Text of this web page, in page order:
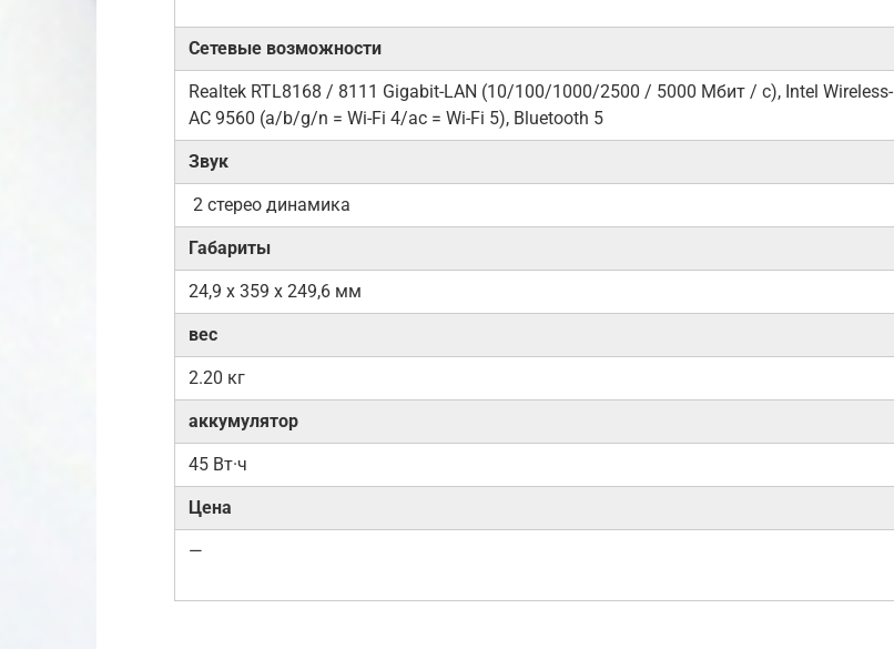
Сетевые возможности
Realtek RTL8168 / 8111 Gigabit-LAN (10/100/1000/2500 / 5000 Мбит / с), Intel Wireless-
AC 9560 (a/b/g/n = Wi-Fi 4/ac = Wi-Fi 5), Bluetooth 5
Звук
2 стерео динамика
Габариты
24,9 x 359 x 249,6 мм
вес
2.20 кг
аккумулятор
45 Вт·ч
Цена
—